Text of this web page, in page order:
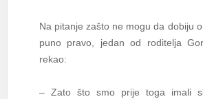
Na pitanje zašto ne mogu da dobiju
puno pravo, jedan od roditelja
rekao:
– Zato što smo prije toga imali